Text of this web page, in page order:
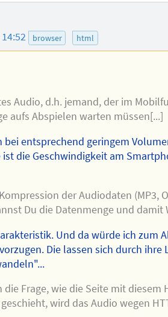
browser html
Audio, d.h. jemand, der im
aufs Abspielen warten müssen[...]
bei entsprechend geringem
die Geschwindigkeit am
der Audiodaten (MP3,
Du die Datenmenge und
Und da würde ich zum
Die lassen sich durch
Frage, wie die Seite mit diesem
wird das Audio wegen